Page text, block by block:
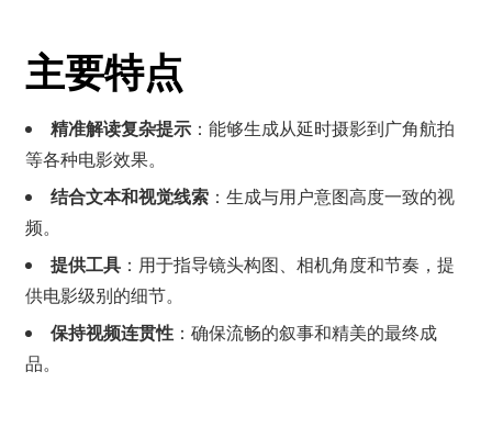
主要特点
精准解读复杂提示 ：能够生成从延时摄影到广角航拍
等各种电影效果。
结合文本和视觉线索 ：生成与用户意图高度一致的视
频。
提供工具 ：用于指导镜头构图、相机角度和节奏，提
供电影级别的细节。
保持视频连贯性 ：确保流畅的叙事和精美的最终成
品。